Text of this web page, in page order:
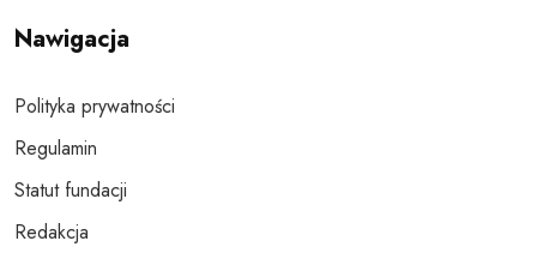
Nawigacja
Polityka prywatności
Regulamin
Statut fundacji
Redakcja